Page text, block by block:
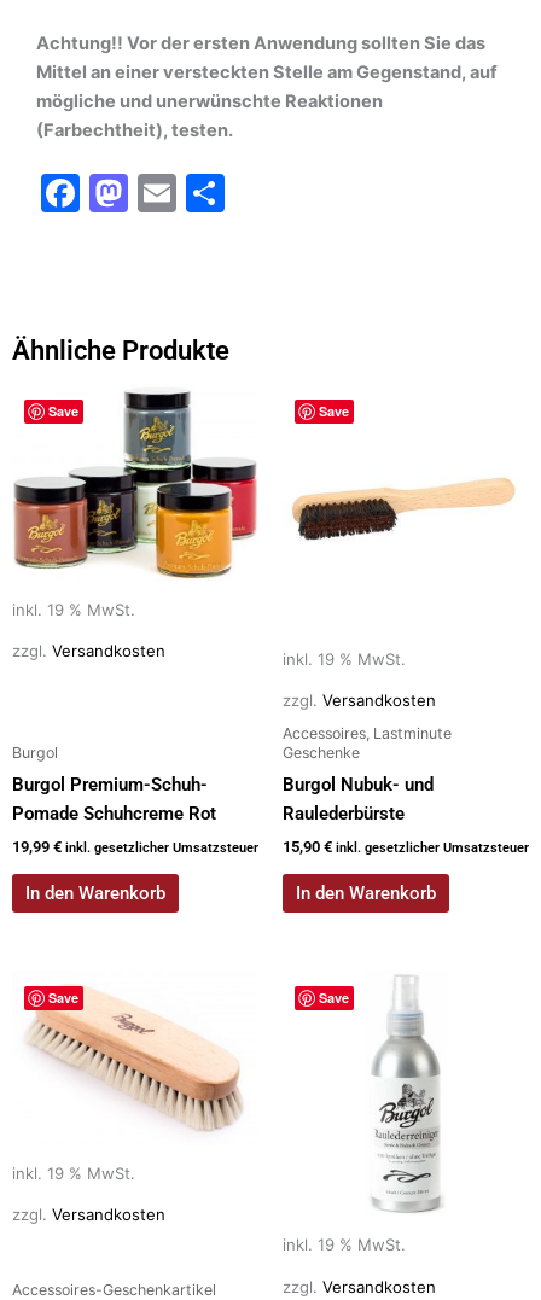
Achtung!! Vor der ersten Anwendung sollten Sie das
Mittel an einer versteckten Stelle am Gegenstand, auf
mögliche und unerwünschte Reaktionen
(Farbechtheit), testen.
F
b
o
k
M
d
o
n
E
Ähnliche Produkte
Save
inkl. 19 % MwSt.
zzgl. Versandkosten
Burgol
Burgol Premium-Schuh-
Pomade Schuhcreme Rot
19,99 € inkl. gesetzlicher Umsatzsteuer
In den Warenkorb
Save
inkl. 19 % MwSt.
zzgl. Versandkosten
Accessoires, Lastminute
Geschenke
Burgol Nubuk- und
Raulederbürste
15,90 € inkl. gesetzlicher Umsatzsteuer
In den Warenkorb
Save
inkl. 19 % MwSt.
zzgl. Versandkosten
Accessoires-Geschenkartikel
Save
inkl. 19 % MwSt.
zzgl. Versandkosten